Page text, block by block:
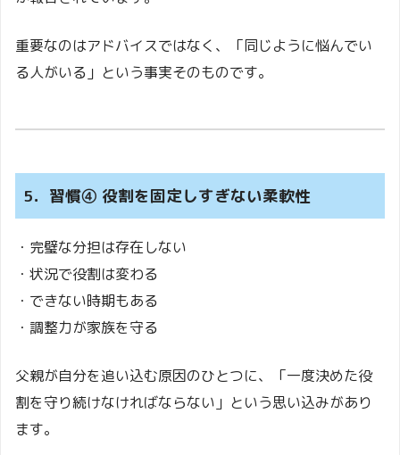
重要なのはアドバイスではなく、「同じように悩んでい
る人がいる」という事実そのものです。
5．習慣④ 役割を固定しすぎない柔軟性
・完璧な分担は存在しない
・状況で役割は変わる
・できない時期もある
・調整力が家族を守る
父親が自分を追い込む原因のひとつに、「一度決めた役
割を守り続けなければならない」という思い込みがあり
ます。